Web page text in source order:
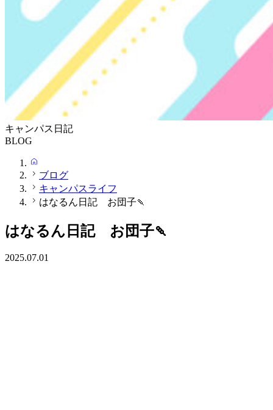
キャンパス日記
BLOG
ブログ
キャンパスライフ
はなるん日記 お団子🍡
はなるん日記 お団子🍡
2025.07.01